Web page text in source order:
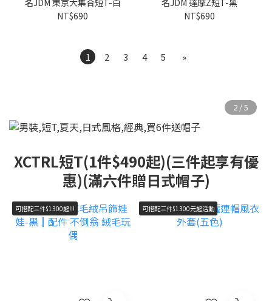
名JDM 東京大集合短T-白
NT$690
名JDM 達摩Z短T-黑
NT$690
1 2 3 4 5 »
XCTRL短T(1件$490起)(三件起享有優
惠)(滿六件贈日式帽子)
可搭配三件$1300起!!! 可搭配三件$1300元起活動